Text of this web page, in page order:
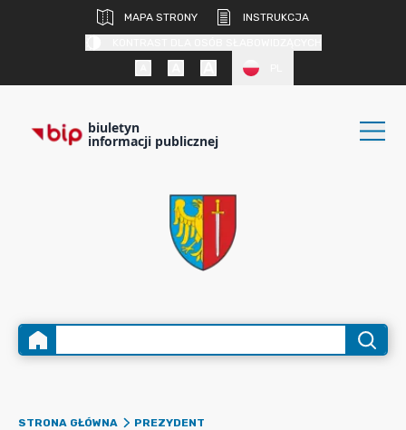
MAPA STRONY
INSTRUKCJA
biuletyn
informacji publicznej
STRONA GŁÓWNA
PREZYDENT